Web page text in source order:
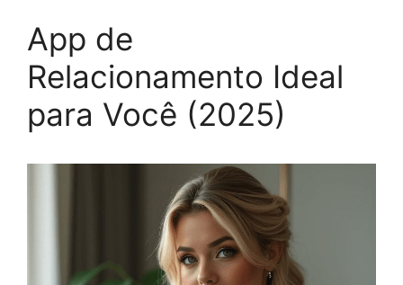
App de
Relacionamento Ideal
para Você (2025)